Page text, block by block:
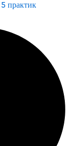
практик